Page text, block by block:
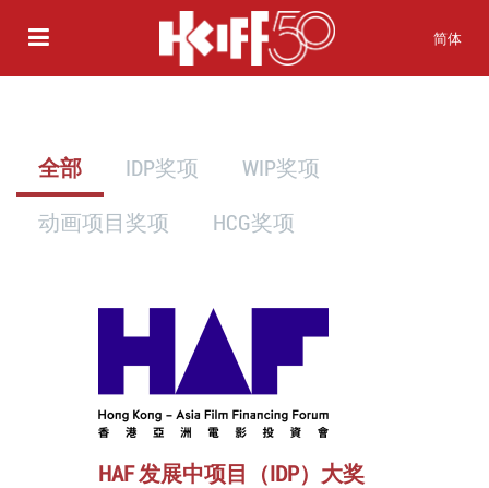
简体
全部 IDP奖项
WIP奖项
动画项目奖项
HCG奖项
HAF 发展中项目（IDP）大奖